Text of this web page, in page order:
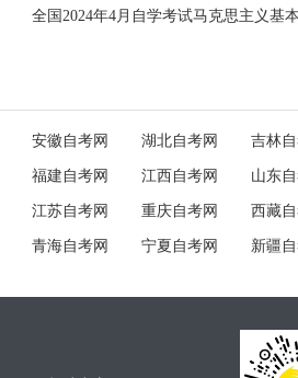
全国2024年4月自学考试马克思主义基
安徽自考网 湖北自考网 吉林自
福建自考网 江西自考网 山东
江苏自考网 重庆自考网 西藏自
青海自考网 宁夏自考网 新疆